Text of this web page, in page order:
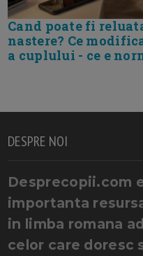
Cand poate fi
nastere? Ce
a cuplului - ce e
DESPRE NOI
Desprecopii.com
importanta
in limba romana
celor care doresc